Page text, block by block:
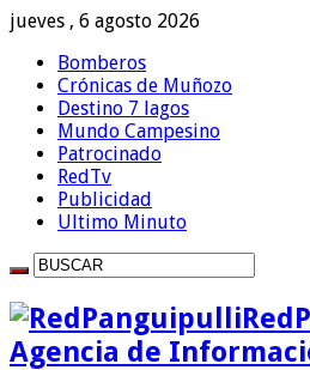
jueves , 6 agosto 2026
Bomberos
Crónicas de Muñozo
Destino 7 lagos
Mundo Campesino
Patrocinado
RedTv
Publicidad
Ultimo Minuto
Agencia de